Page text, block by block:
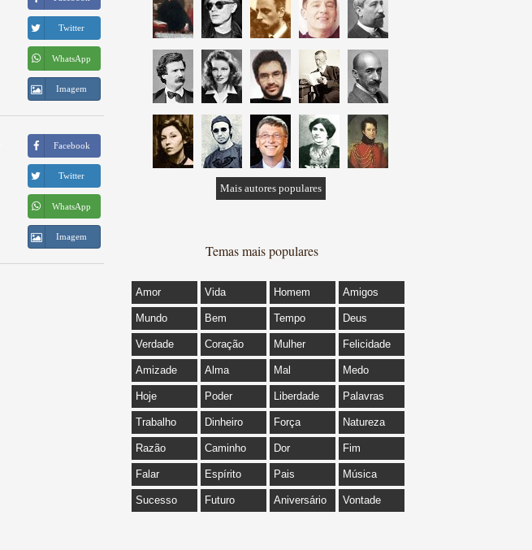
Twitter
WhatsApp
Imagem
Facebook
Twitter
WhatsApp
Imagem
Mais autores populares
Temas mais populares
Amor Vida Homem Amigos
Mundo Bem Tempo Deus
Verdade Coração Mulher Felicidade
Amizade Alma Mal Medo
Hoje Poder Liberdade Palavras
Trabalho Dinheiro Força Natureza
Razão Caminho Dor Fim
Falar Espírito Pais Música
Sucesso Futuro Aniversário Vontade